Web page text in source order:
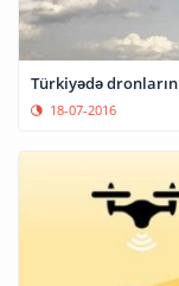
Türkiyədə
18-07-2016